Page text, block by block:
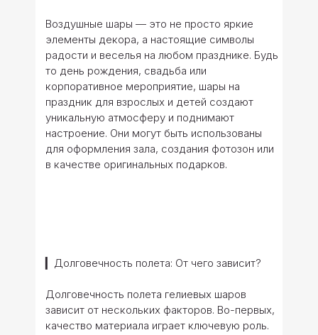
Воздушные шары — это не просто яркие
элементы декора, а настоящие символы
радости и веселья на любом празднике. Будь
то день рождения, свадьба или
корпоративное мероприятие, шары на
праздник для взрослых и детей создают
уникальную атмосферу и поднимают
настроение. Они могут быть использованы
для оформления зала, создания фотозон или
в качестве оригинальных подарков.
▎Долговечность полета: От чего зависит?
Долговечность полета гелиевых шаров
зависит от нескольких факторов. Во-первых,
качество материала играет ключевую роль.